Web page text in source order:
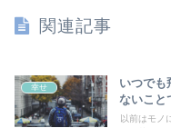
関連記事
幸せ
いつでも
ないこと
以前はモノ